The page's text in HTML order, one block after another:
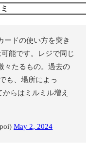
ードの使い方を突き
能です。レジで同じ
々たるもの。過去の
も、場所によっ
らはミルミル増え
May 2, 2024